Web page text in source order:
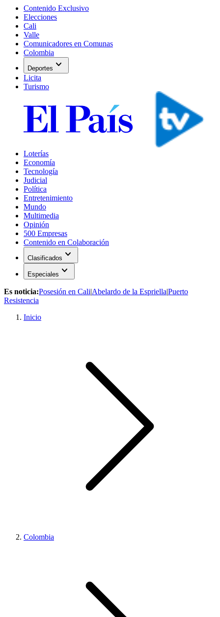
Contenido Exclusivo
Elecciones
Cali
Valle
Comunicadores en Comunas
Colombia
Deportes expand_more
Licita
Turismo
Loterías
Economía
Tecnología
Judicial
Política
Entretenimiento
Mundo
Multimedia
Opinión
500 Empresas
Contenido en Colaboración
Clasificados expand_more
Especiales expand_more
Es noticia:Posesión en Cali|Abelardo de la Espriella|Puerto
Resistencia
Inicio
Colombia